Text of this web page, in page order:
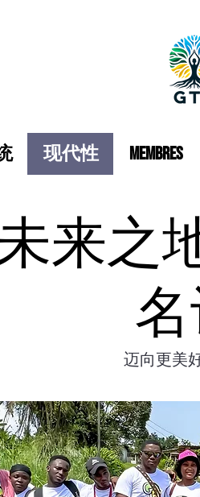
现代性 Membres
来之
名
迈向更美